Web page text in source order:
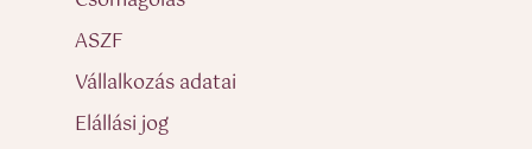
ASZF
Vállalkozás adatai
Elállási jog